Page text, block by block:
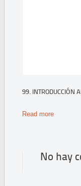
99. INTRODUCCIÓN
Read more
No hay